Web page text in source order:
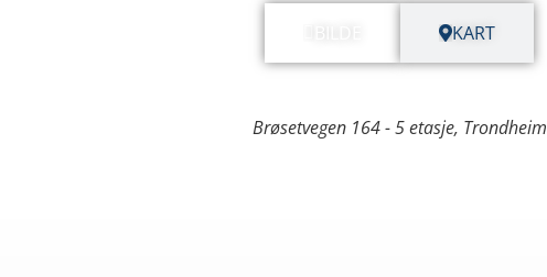
KART
Brøsetvegen 164 - 5 etasje, Trondheim